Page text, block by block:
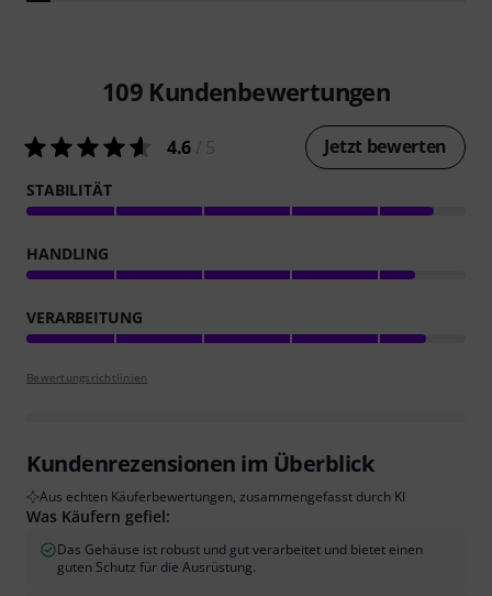
109 Kundenbewertungen
4.6 Jetzt bewerten
STABILITÄT
HANDLING
VERARBEITUNG
Bewertungsrichtlinien
Kundenrezensionen im Überblick
Aus echten Käuferbewertungen, zusammengefasst durch KI
Was Käufern gefiel:
Das Gehäuse ist robust und gut verarbeitet und bietet einen
guten Schutz für die Ausrüstung.